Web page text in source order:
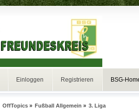
Einloggen Registrieren BSG-
OffTopics» Fußball Allgemein » 3. Liga